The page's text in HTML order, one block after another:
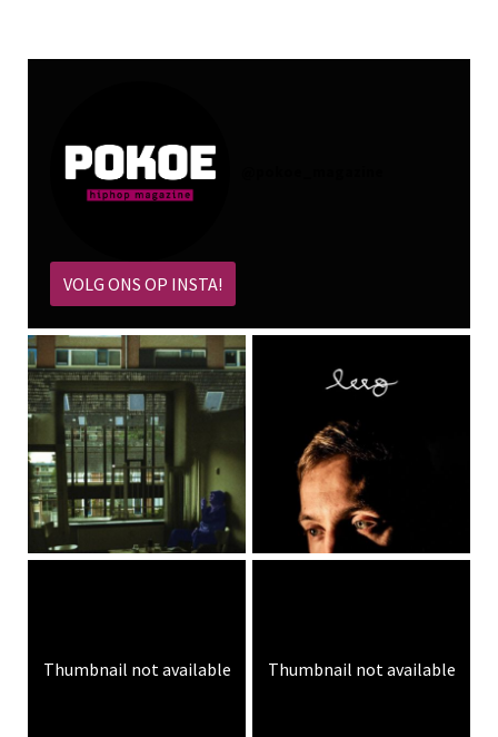
VOLG ONS OP INSTA!
Thumbnail not available Thumbnail not available